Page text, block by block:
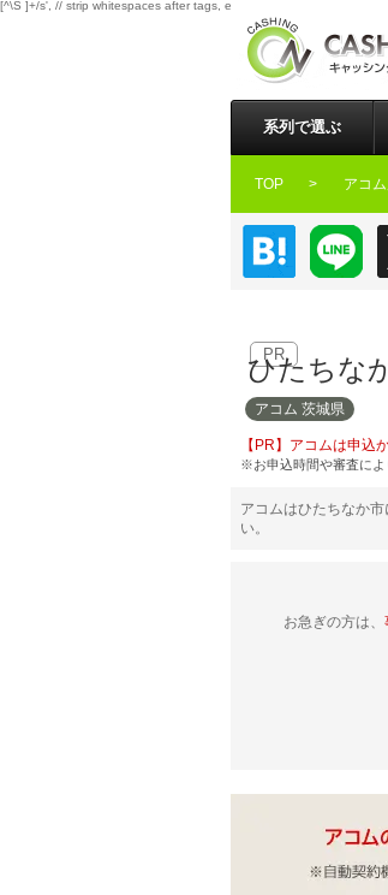
[^\S ]+/s', // strip whitespaces after tags, except space '/[^\S ]+\', '<',
系列で選ぶ
TOP アコ
はてなブックマLINE
PR
ひたちな
アコム 茨城県
アコムは申込
※お申込時間や審査によ
アコムはひたちなか市
い。
お急ぎの方は、